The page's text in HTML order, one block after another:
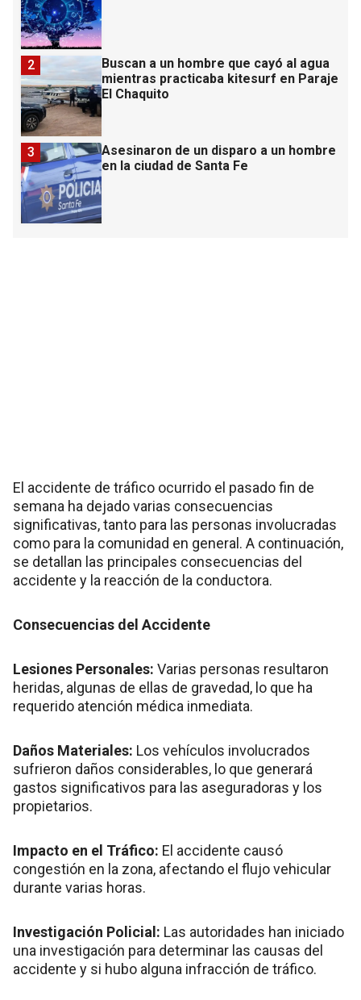
Buscan a un hombre que cayó al agua
mientras practicaba kitesurf en Paraje
El Chaquito
2
Asesinaron de un disparo a un hombre
en la ciudad de Santa Fe
3
El accidente de tráfico ocurrido el pasado fin de
semana ha dejado varias consecuencias
significativas, tanto para las personas involucradas
como para la comunidad en general. A continuación,
se detallan las principales consecuencias del
accidente y la reacción de la conductora.
Consecuencias del Accidente
Lesiones Personales: Varias personas resultaron
heridas, algunas de ellas de gravedad, lo que ha
requerido atención médica inmediata.
Daños Materiales: Los vehículos involucrados
sufrieron daños considerables, lo que generará
gastos significativos para las aseguradoras y los
propietarios.
Impacto en el Tráfico: El accidente causó
congestión en la zona, afectando el flujo vehicular
durante varias horas.
Investigación Policial: Las autoridades han iniciado
una investigación para determinar las causas del
accidente y si hubo alguna infracción de tráfico.